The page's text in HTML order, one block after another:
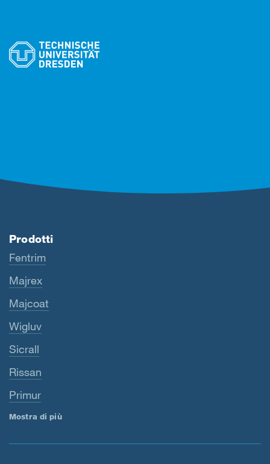
Prodotti
Fentrim
Majrex
Majcoat
Wigluv
Sicrall
Rissan
Primur
Mostra di più